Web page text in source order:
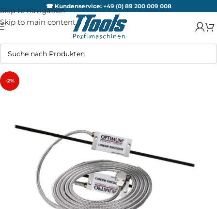
Skip to navigation
Skip to main content
☎ Kundenservice: +49 (0) 89 200 009 008
-2%